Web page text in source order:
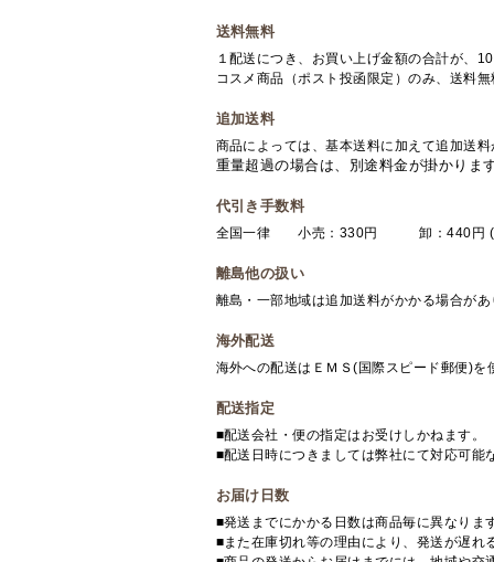
送料無料
１配送につき、お買い上げ金額の合計が、
コスメ商品（ポスト投函限定）のみ、送料
追加送料
商品によっては、基本送料に加えて追加送
重量超過の場合は、別途料金が掛かりま
代引き手数料
全国一律 小売：330円 卸：440円 (
離島他の扱い
離島・一部地域は追加送料がかかる場合が
海外配送
海外への配送はＥＭＳ(国際スピード郵便)
配送指定
■配送会社・便の指定はお受けしかねます。
■配送日時につきましては弊社にて対応可能
お届け日数
■発送までにかかる日数は商品毎に異なりま
■また在庫切れ等の理由により、発送が遅れ